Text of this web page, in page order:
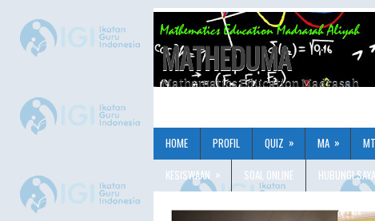
MATHEDUMA
Mathematics Education Madrasah
HOME PROFIL QUIZ » MA »
KESISWAAN » SOAL ONLINE HUBUNGI SAYA